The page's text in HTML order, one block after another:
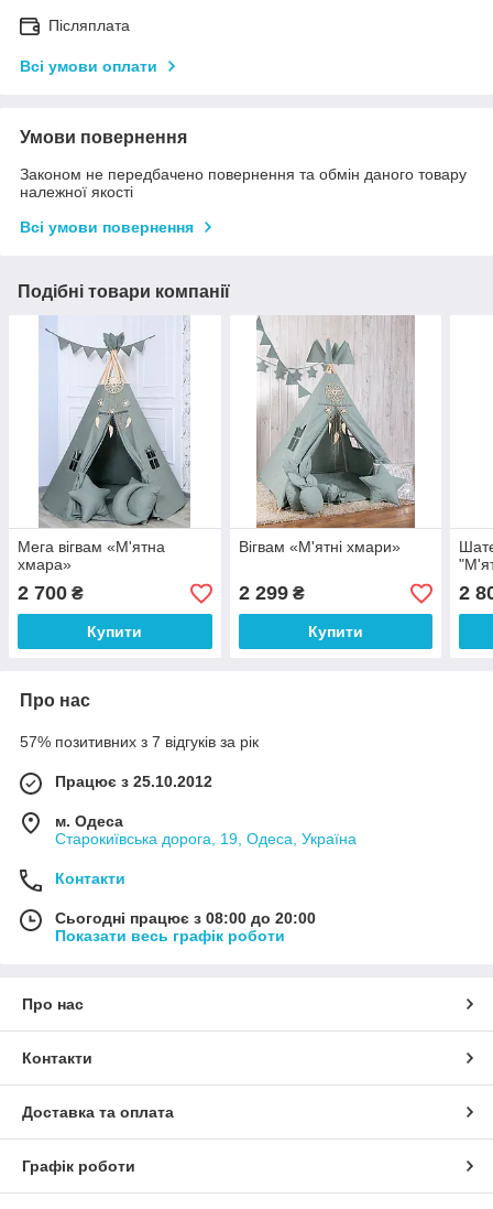
Післяплата
Всі умови оплати
Умови повернення
Законом не передбачено повернення та обмін даного товару
належної якості
Всі умови повернення
Подібні товари компанії
Мега вігвам «М'ятна
хмара»
2 700 ₴
Купити
Вігвам «М'ятні хмари»
2 299₴
Купити
2
Про нас
57% позитивних з 7 відгуків за рік
Працює з 25.10.2012
м. Одеса
Старокиївська дорога, 19, Одеса, Україна
Контакти
Сьогодні працює з 08:00 до 20:00
Показати весь графік роботи
Про нас
Контакти
Доставка та оплата
Графік роботи